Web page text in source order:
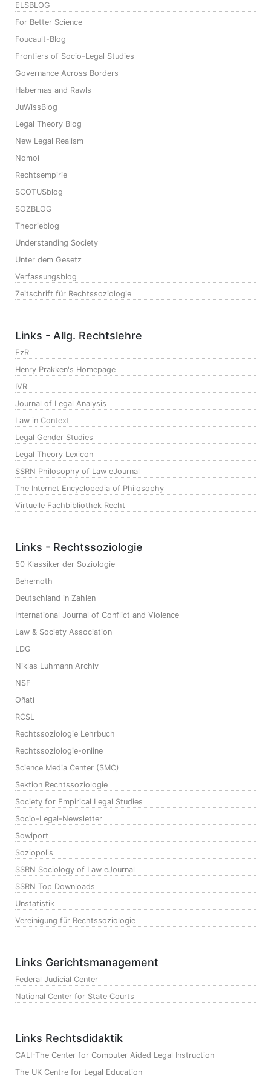
ELSBLOG
For Better Science
Foucault-Blog
Frontiers of Socio-Legal Studies
Governance Across Borders
Habermas and Rawls
JuWissBlog
Legal Theory Blog
New Legal Realism
Nomoi
Rechtsempirie
SCOTUSblog
SOZBLOG
Theorieblog
Understanding Society
Unter dem Gesetz
Verfassungsblog
Zeitschrift für Rechtssoziologie
Links - Allg. Rechtslehre
EzR
Henry Prakken's Homepage
IVR
Journal of Legal Analysis
Law in Context
Legal Gender Studies
Legal Theory Lexicon
SSRN Philosophy of Law eJournal
The Internet Encyclopedia of Philosophy
Virtuelle Fachbibliothek Recht
Links - Rechtssoziologie
50 Klassiker der Soziologie
Behemoth
Deutschland in Zahlen
International Journal of Conflict and Violence
Law & Society Association
LDG
Niklas Luhmann Archiv
NSF
Oñati
RCSL
Rechtssoziologie Lehrbuch
Rechtssoziologie-online
Science Media Center (SMC)
Sektion Rechtssoziologie
Society for Empirical Legal Studies
Socio-Legal-Newsletter
Sowiport
Soziopolis
SSRN Sociology of Law eJournal
SSRN Top Downloads
Unstatistik
Vereinigung für Rechtssoziologie
Links Gerichtsmanagement
Federal Judicial Center
National Center for State Courts
Links Rechtsdidaktik
CALI-The Center for Computer Aided Legal Instruction
The UK Centre for Legal Education